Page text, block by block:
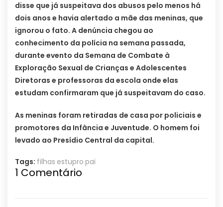
disse que já suspeitava dos abusos pelo menos há
dois anos e havia alertado a mãe das meninas, que
ignorou o fato. A denúncia chegou ao
conhecimento da polícia na semana passada,
durante evento da Semana de Combate à
Exploração Sexual de Crianças e Adolescentes
Diretoras e professoras da escola onde elas
estudam confirmaram que já suspeitavam do caso.
As meninas foram retiradas de casa por policiais e
promotores da Infância e Juventude. O homem foi
levado ao Presídio Central da capital.
Tags: filhas estupro pai
1 Comentário